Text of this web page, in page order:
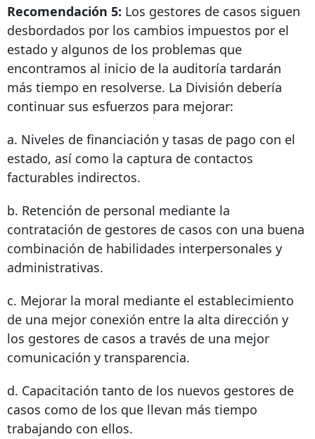
Recomendación 5: Los gestores de casos siguen
desbordados por los cambios impuestos por el
estado y algunos de los problemas que
encontramos al inicio de la auditoría tardarán
más tiempo en resolverse. La División debería
continuar sus esfuerzos para mejorar:
a. Niveles de financiación y tasas de pago con el
estado, así como la captura de contactos
facturables indirectos.
b. Retención de personal mediante la
contratación de gestores de casos con una buena
combinación de habilidades interpersonales y
administrativas.
c. Mejorar la moral mediante el establecimiento
de una mejor conexión entre la alta dirección y
los gestores de casos a través de una mejor
comunicación y transparencia.
d. Capacitación tanto de los nuevos gestores de
casos como de los que llevan más tiempo
trabajando con ellos.